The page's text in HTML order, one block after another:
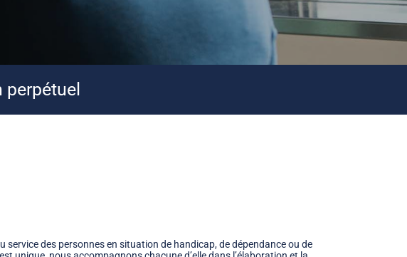
perpétuel
service des personnes en situation de handicap, de dépendance ou de